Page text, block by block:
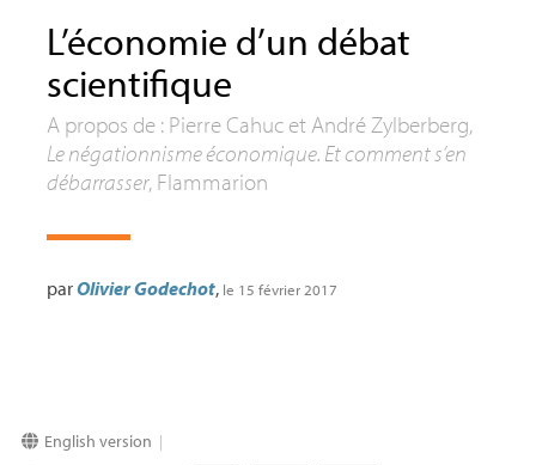
L’économie d’un débat
scientifique
A propos de : Pierre Cahuc et André Zylberberg,
Le négationnisme économique. Et comment s’en
débarrasser, Flammarion
parOlivier Godechot, le 15 février 2017
English version |